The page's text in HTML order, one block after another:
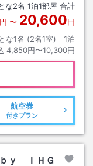
な2名 1泊1部屋 合計
円 〜 20,600円
な1名 (2名1室)｜ 1泊
4,850円〜10,300円
航空券
付きプラン
ｙ ＩＨＧ